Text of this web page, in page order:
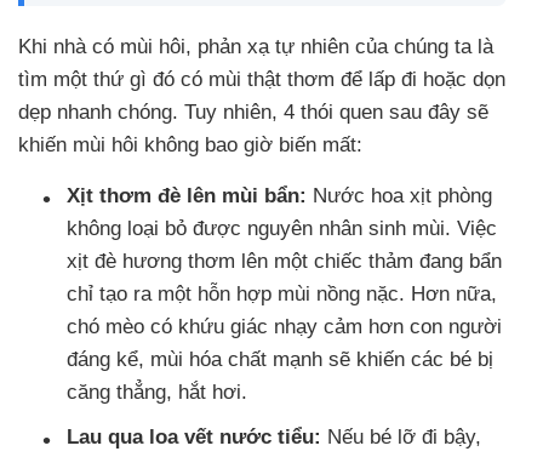
Khi nhà có mùi hôi, phản xạ tự nhiên của chúng ta là
tìm một thứ gì đó có mùi thật thơm để lấp đi hoặc dọn
dẹp nhanh chóng. Tuy nhiên, 4 thói quen sau đây sẽ
khiến mùi hôi không bao giờ biến mất:
Xịt thơm đè lên mùi bẩn: Nước hoa xịt phòng
không loại bỏ được nguyên nhân sinh mùi. Việc
xịt đè hương thơm lên một chiếc thảm đang bẩn
chỉ tạo ra một hỗn hợp mùi nồng nặc. Hơn nữa,
chó mèo có khứu giác nhạy cảm hơn con người
đáng kể, mùi hóa chất mạnh sẽ khiến các bé bị
căng thẳng, hắt hơi.
Lau qua loa vết nước tiểu: Nếu bé lỡ đi bậy,